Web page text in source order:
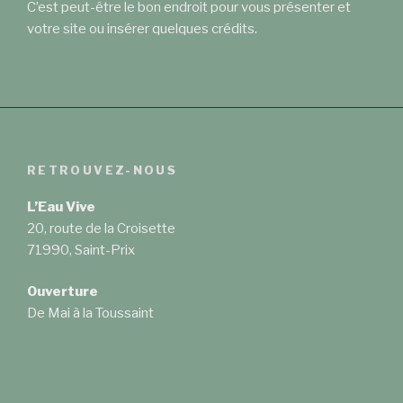
C’est peut-être le bon endroit pour vous présenter et
votre site ou insérer quelques crédits.
RETROUVEZ-NOUS
L’Eau Vive
20, route de la Croisette
71990, Saint-Prix
Ouverture
De Mai à la Toussaint